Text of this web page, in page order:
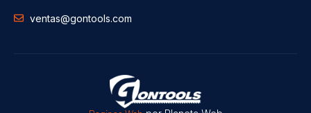
ventas@gontools.com